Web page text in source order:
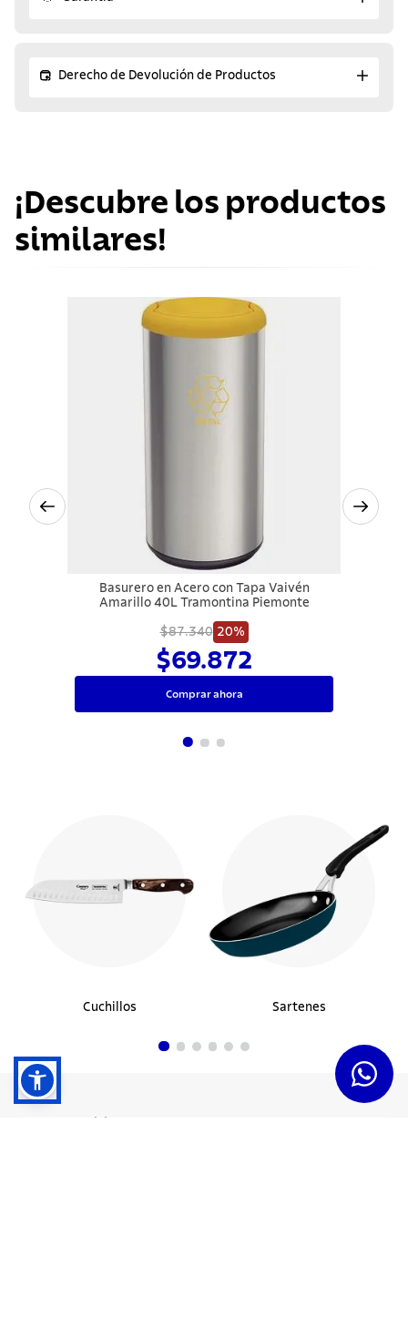
Derecho de Devolución de Productos
¡Descubre los productos
similares!
Basurero en Acero con Tapa Vaivén
Amarillo 40L Tramontina Piemonte
$87.340 20%
$69.872
Comprar ahora
Cuchillos Sartenes